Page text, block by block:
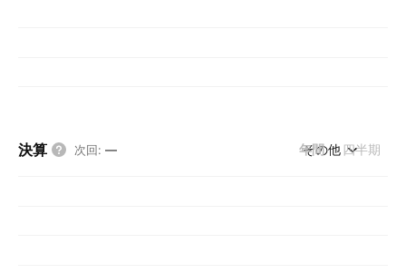
決算 次回: — 年間 四半期
その他